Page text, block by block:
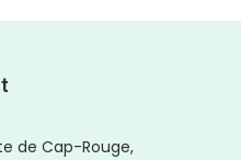
de Cap-Rouge,